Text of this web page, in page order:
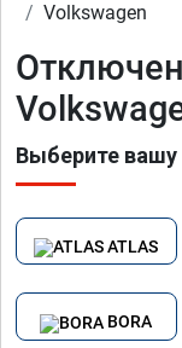
Volkswagen
Выберите
ATLAS
BORA